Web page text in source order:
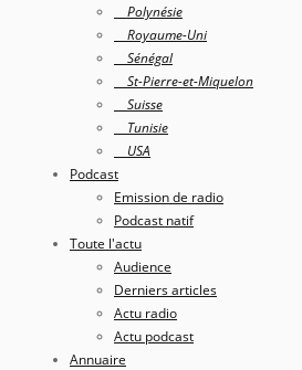
Polynésie
Royaume-Uni
Sénégal
St-Pierre-et-Miquelon
Suisse
Tunisie
USA
Podcast
Emission de radio
Podcast natif
Toute l'actu
Audience
Derniers articles
Actu radio
Actu podcast
Annuaire